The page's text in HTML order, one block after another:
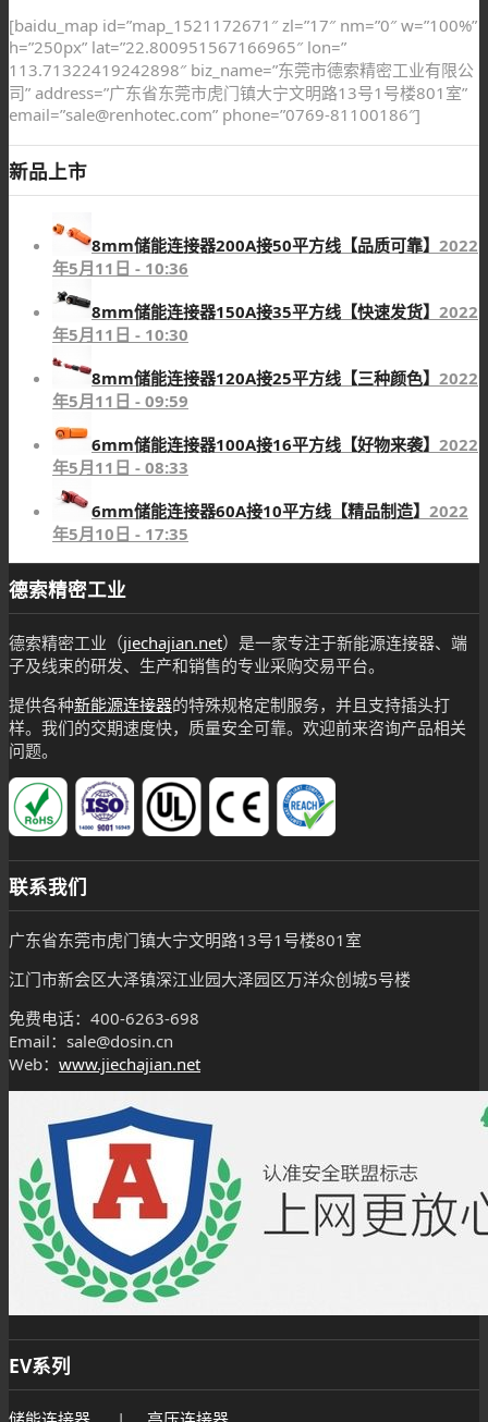
[baidu_map id=”map_1521172671″ zl=”17″ nm=”0″ w=”100%”
h=”250px” lat=”22.800951567166965″ lon=”
113.71322419242898″ biz_name=”东莞市德索精密工业有限公
司” address=”广东省东莞市虎门镇大宁文明路13号1号楼801室”
email=”sale@renhotec.com” phone=”0769-81100186″]
新品上市
8mm储能连接器200A接50平方线【品质可靠】 2022
年5月11日 - 10:36
8mm储能连接器150A接35平方线【快速发货】 2022
年5月11日 - 10:30
8mm储能连接器120A接25平方线【三种颜色】 2022
年5月11日 - 09:59
6mm储能连接器100A接16平方线【好物来袭】 2022
年5月11日 - 08:33
6mm储能连接器60A接10平方线【精品制造】 2022
年5月10日 - 17:35
德索精密工业
德索精密工业（jiechajian.net）是一家专注于新能源连接器、端
子及线束的研发、生产和销售的专业采购交易平台。
提供各种新能源连接器的特殊规格定制服务，并且支持插头打
样。我们的交期速度快，质量安全可靠。欢迎前来咨询产品相关
问题。
联系我们
广东省东莞市虎门镇大宁文明路13号1号楼801室
江门市新会区大泽镇深江业园大泽园区万洋众创城5号楼
免费电话：400-6263-698
Email：sale@dosin.cn
Web： www.jiechajian.net
EV系列